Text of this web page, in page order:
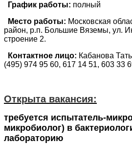
График работы: полный
Место работы: Московская
район, р.п. Большие Вяземы, ул.
строение 2.
Контактное лицо: Кабанова
(495) 974 95 60, 617 14 51, 603 33
Открыта вакансия:
требуется испытатель-
микробиолог) в
лабораторию